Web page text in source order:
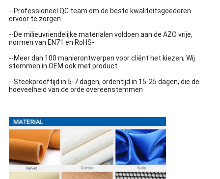
--Professioneel QC team om de beste kwaliteitsgoederen
ervoor te zorgen
--De milieuvriendelijke materialen voldoen aan de AZO vrije,
normen van EN71 en RoHS-
--Meer dan 100 manierontwerpen voor cliënt het kiezen; Wij
stemmen in OEM ook met product
--Steekproeftijd in 5-7 dagen, ordentijd in 15-25 dagen, die de
hoeveelheid van de orde overeenstemmen